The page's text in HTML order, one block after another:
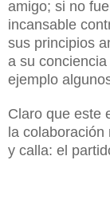
amigo; si no
incansable
sus principios
a su
ejemplo
Claro que este
la colaboración
y calla: el